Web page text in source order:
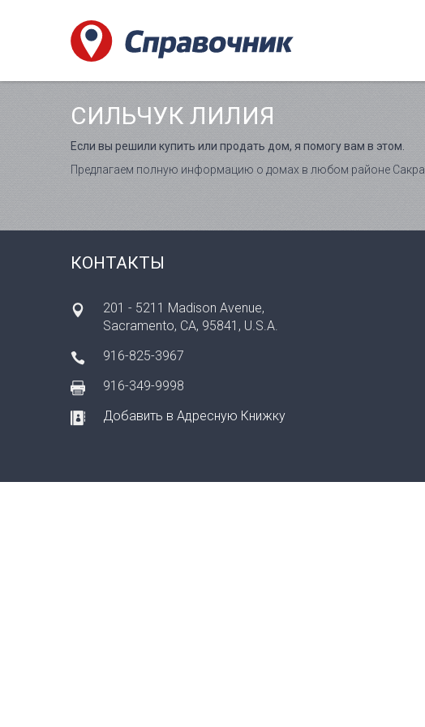
СИЛЬЧУК ЛИЛИЯ
Если вы решили купить или продать дом, я помогу вам в этом.
Предлагаем полную информацию о домах в любом районе
КОНТАКТЫ
201 - 5211 Madison Avenue,
Sacramento, CA, 95841, U.S.A.
916-825-3967
916-349-9998
Добавить в Адресную Книжку